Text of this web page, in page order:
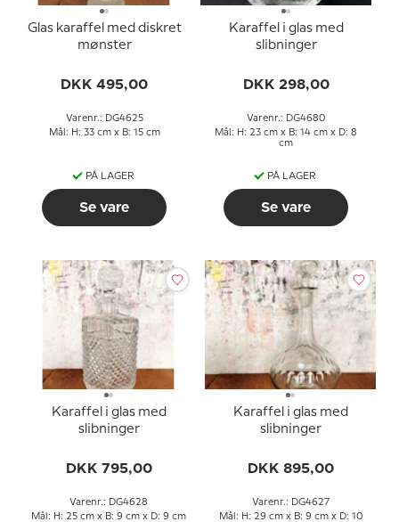
Glas karaffel med diskret
mønster
DKK 495,00
Varenr.: DG4625
Mål: H: 33 cm x B: 15 cm
PÅ LAGER
Se vare
Karaffel i glas med
slibninger
DKK 298,00
Varenr.: DG4680
Mål: H: 23 cm x B: 14 cm x D: 8
cm
PÅ LAGER
Se vare
Karaffel i glas med
slibninger
DKK 795,00
Varenr.: DG4628
Mål: H: 25 cm x B: 9 cm x D: 9 cm
Karaffel i glas med
slibninger
DKK 895,00
Varenr.: DG4627
Mål: H: 29 cm x B: 9 cm x D: 10